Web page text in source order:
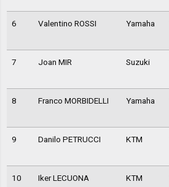
6 Valentino ROSSI Yamaha
7 Joan MIR Suzuki
8 Franco MORBIDELLI Yamaha
9 Danilo PETRUCCI KTM
10 Iker LECUONA KTM